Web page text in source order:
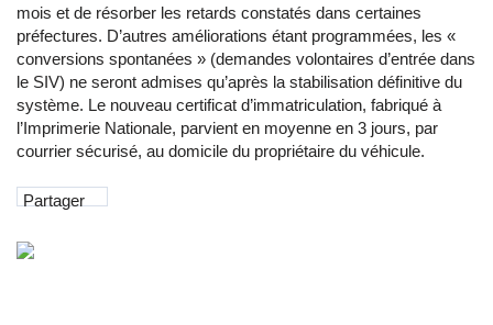
mois et de résorber les retards constatés dans certaines
préfectures. D’autres améliorations étant programmées, les «
conversions spontanées » (demandes volontaires d’entrée dans
le SIV) ne seront admises qu’après la stabilisation définitive du
système. Le nouveau certificat d’immatriculation, fabriqué à
l’Imprimerie Nationale, parvient en moyenne en 3 jours, par
courrier sécurisé, au domicile du propriétaire du véhicule.
Partager